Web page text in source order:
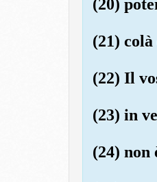
(20)
(21)
(22) Il
(23) in
(24)